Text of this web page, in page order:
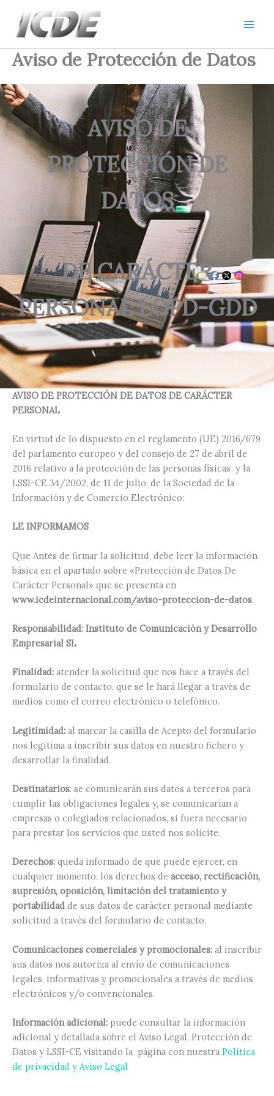
contenido
Aviso de Protección de Datos
AVISO DE
PROTECCIÓN DE
DATOS
DE CARÁCTER
PERSONAL LOPD-GDD
AVISO DE PROTECCIÓN DE DATOS DE CARÁCTER
PERSONAL
En virtud de lo dispuesto en el reglamento (UE) 2016/679
del parlamento europeo y del consejo de 27 de abril de
2016 relativo a la protección de las personas físicas y la
LSSI-CE 34/2002, de 11 de julio, de la Sociedad de la
Información y de Comercio Electrónico:
LE INFORMAMOS
Que Antes de firmar la solicitud, debe leer la información
básica en el apartado sobre «Protección de Datos De
Carácter Personal» que se presenta en
www.icdeinternacional.com/aviso-proteccion-de-datos.
Responsabilidad: Instituto de Comunicación y Desarrollo
Empresarial SL
Finalidad: atender la solicitud que nos hace a través del
formulario de contacto, que se le hará llegar a través de
medios como el correo electrónico o telefónico.
Legitimidad: al marcar la casilla de Acepto del formulario
nos legitima a inscribir sus datos en nuestro fichero y
desarrollar la finalidad.
Destinatarios: se comunicarán sus datos a terceros para
cumplir las obligaciones legales y, se comunicarían a
empresas o colegiados relacionados, si fuera necesario
para prestar los servicios que usted nos solicite.
Derechos: queda informado de que puede ejercer, en
cualquier momento, los derechos de acceso, rectificación,
supresión, oposición, limitación del tratamiento y
portabilidad de sus datos de carácter personal mediante
solicitud a través del formulario de contacto.
Comunicaciones comerciales y promocionales: al inscribir
sus datos nos autoriza al envío de comunicaciones
legales, informativas y promocionales a través de medios
electrónicos y/o convencionales.
Información adicional: puede consultar la información
adicional y detallada sobre el Aviso Legal, Protección de
Datos y LSSI-CE visitando la página con nuestra Política
de privacidad y Aviso Legal